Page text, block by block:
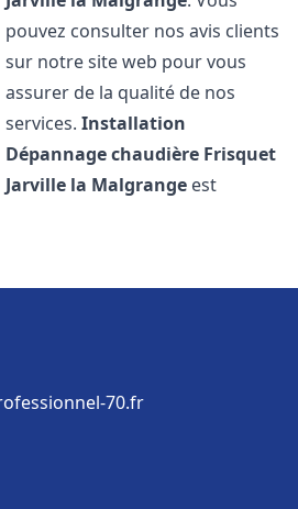
pouvez consulter nos avis clients
sur notre site web pour vous
assurer de la qualité de nos
services.Installation
Dépannage chaudière Frisquet
Jarville la Malgrange est
70.fr